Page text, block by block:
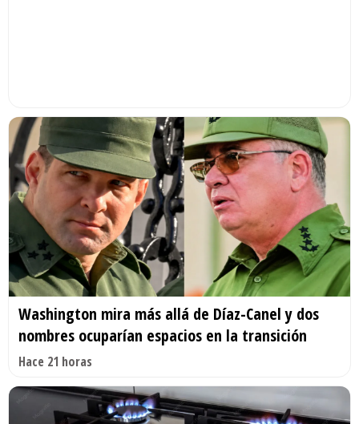
Washington mira más allá de Díaz-Canel y dos
nombres ocuparían espacios en la transición
Hace 21 horas